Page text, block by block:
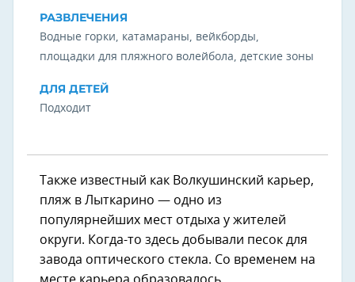
РАЗВЛЕЧЕНИЯ
Водные горки, катамараны, вейкборды,
площадки для пляжного волейбола, детские зоны
ДЛЯ ДЕТЕЙ
Подходит
Также известный как Волкушинский карьер,
пляж в Лыткарино — одно из
популярнейших мест отдыха у жителей
округи. Когда-то здесь добывали песок для
завода оптического стекла. Со временем на